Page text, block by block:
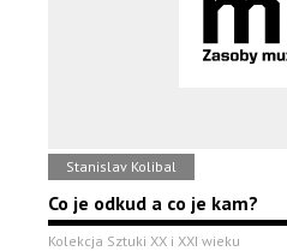
Stanislav Kolibal
Co je odkud a co je kam?
Kolekcja Sztuki XX i XXI wieku